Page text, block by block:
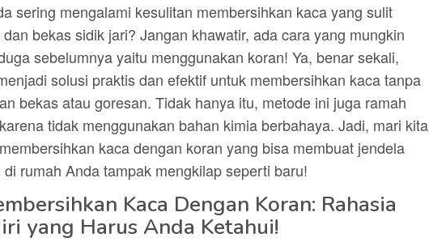
sering mengalami kesulitan membersihkan kaca yang sulit
bekas sidik jari? Jangan khawatir, ada cara yang mungkin
sebelumnya yaitu menggunakan koran! Ya, benar sekali,
solusi praktis dan efektif untuk membersihkan kaca tanpa
bekas atau goresan. Tidak hanya itu, metode ini juga ramah
tidak menggunakan bahan kimia berbahaya. Jadi, mari kita
kaca dengan koran yang bisa membuat jendela
rumah Anda tampak mengkilap seperti baru!
Kaca Dengan Koran: Rahasia
yang Harus Anda Ketahui!